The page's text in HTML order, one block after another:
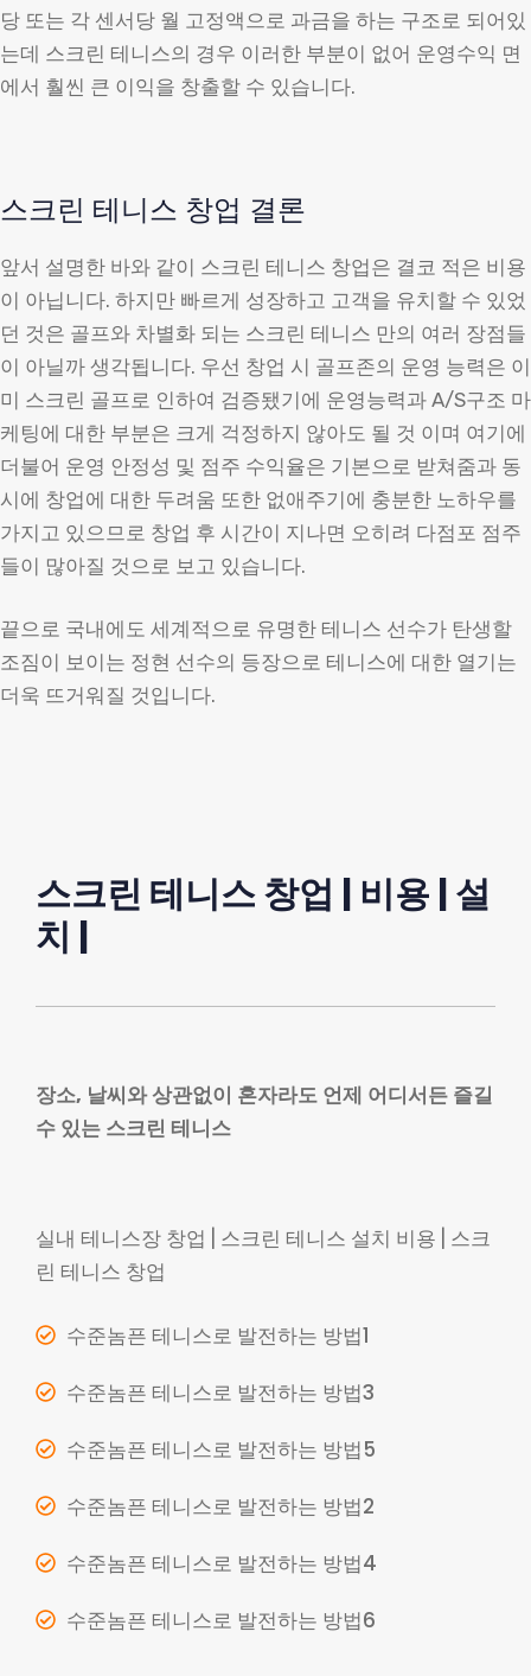
당 또는 각 센서당 월 고정액으로 과금을 하는 구조로 되어있
는데 스크린 테니스의 경우 이러한 부분이 없어 운영수익 면
에서 훨씬 큰 이익을 창출할 수 있습니다.
스크린 테니스 창업 결론
앞서 설명한 바와 같이 스크린 테니스 창업은 결코 적은 비용
이 아닙니다. 하지만 빠르게 성장하고 고객을 유치할 수 있었
던 것은 골프와 차별화 되는 스크린 테니스 만의 여러 장점들
이 아닐까 생각됩니다. 우선 창업 시 골프존의 운영 능력은 이
미 스크린 골프로 인하여 검증됐기에 운영능력과 A/S구조 마
케팅에 대한 부분은 크게 걱정하지 않아도 될 것 이며 여기에
더불어 운영 안정성 및 점주 수익율은 기본으로 받쳐줌과 동
시에 창업에 대한 두려움 또한 없애주기에 충분한 노하우를
가지고 있으므로 창업 후 시간이 지나면 오히려 다점포 점주
들이 많아질 것으로 보고 있습니다.
끝으로 국내에도 세계적으로 유명한 테니스 선수가 탄생할
조짐이 보이는 정현 선수의 등장으로 테니스에 대한 열기는
더욱 뜨거워질 것입니다.
스크린 테니스 창업 | 비용 | 설
치 |
장소, 날씨와 상관없이 혼자라도 언제 어디서든 즐길
수 있는 스크린 테니스
실내 테니스장 창업 | 스크린 테니스 설치 비용 | 스크
린 테니스 창업
수준놈픈 테니스로 발전하는 방법1
수준놈픈 테니스로 발전하는 방법3
수준놈픈 테니스로 발전하는 방법5
수준놈픈 테니스로 발전하는 방법2
수준놈픈 테니스로 발전하는 방법4
수준놈픈 테니스로 발전하는 방법6